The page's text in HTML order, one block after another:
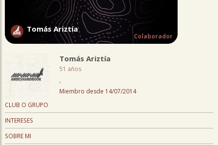
Tomás Ariztía
Colaborador
Tomás Ariztía
51 años
,
Miembro desde 14/07/2014
CLUB O GRUPO
INTERESES
SOBRE MI